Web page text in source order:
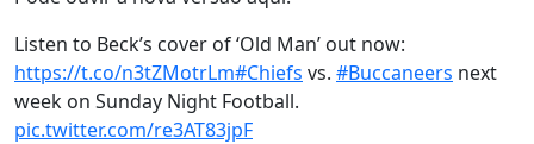
Listen to Beck’s cover of ‘Old Man’ out now:
https://t.co/n3tZMotrLm#Chiefs vs. #Buccaneers next
week on Sunday Night Football.
pic.twitter.com/re3AT83jpF